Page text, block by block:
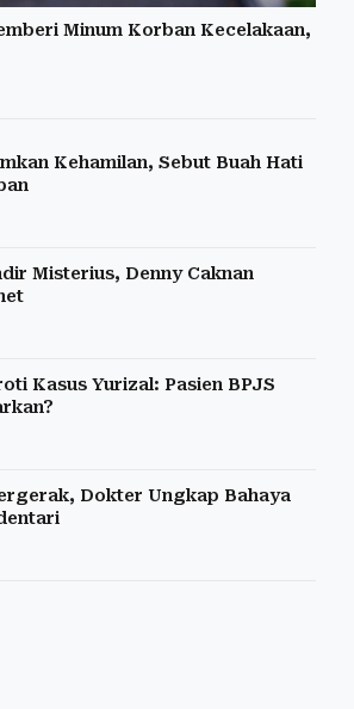
Minum Korban Kecelakaan,
Kehamilan, Sebut Buah Hati
Misterius, Denny Caknan
Kasus Yurizal: Pasien BPJS
Dokter Ungkap Bahaya